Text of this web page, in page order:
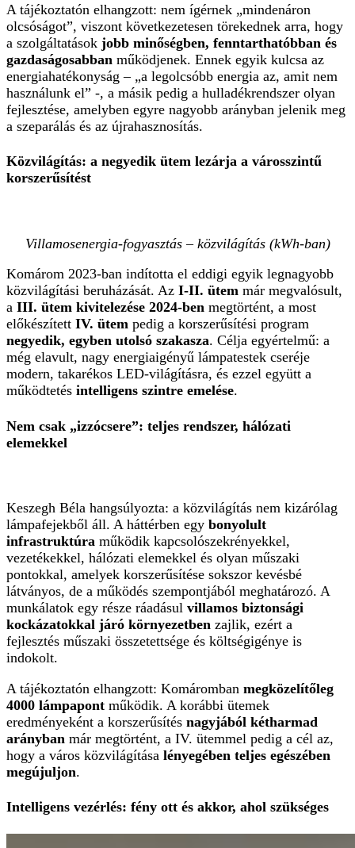
A tájékoztatón elhangzott: nem ígérnek „mindenáron
olcsóságot”, viszont következetesen törekednek arra, hogy
a szolgáltatások jobb minőségben, fenntarthatóbban és
gazdaságosabban működjenek. Ennek egyik kulcsa az
energiahatékonyság – „a legolcsóbb energia az, amit nem
használunk el” -, a másik pedig a hulladékrendszer olyan
fejlesztése, amelyben egyre nagyobb arányban jelenik meg
a szeparálás és az újrahasznosítás.
Közvilágítás: a negyedik ütem lezárja a városszintű
korszerűsítést
Villamosenergia-fogyasztás – közvilágítás (kWh-ban)
Komárom 2023-ban indította el eddigi egyik legnagyobb
közvilágítási beruházását. Az I-II. ütem már megvalósult,
a III. ütem kivitelezése 2024-ben megtörtént, a most
előkészített IV. ütem pedig a korszerűsítési program
negyedik, egyben utolsó szakasza. Célja egyértelmű: a
még elavult, nagy energiaigényű lámpatestek cseréje
modern, takarékos LED-világításra, és ezzel együtt a
működtetés intelligens szintre emelése.
Nem csak „izzócsere”: teljes rendszer, hálózati
elemekkel
Keszegh Béla hangsúlyozta: a közvilágítás nem kizárólag
lámpafejekből áll. A háttérben egy bonyolult
infrastruktúra működik kapcsolószekrényekkel,
vezetékekkel, hálózati elemekkel és olyan műszaki
pontokkal, amelyek korszerűsítése sokszor kevésbé
látványos, de a működés szempontjából meghatározó. A
munkálatok egy része ráadásul villamos biztonsági
kockázatokkal járó környezetben zajlik, ezért a
fejlesztés műszaki összetettsége és költségigénye is
indokolt.
A tájékoztatón elhangzott: Komáromban megközelítőleg
4000 lámpapont működik. A korábbi ütemek
eredményeként a korszerűsítés nagyjából kétharmad
arányban már megtörtént, a IV. ütemmel pedig a cél az,
hogy a város közvilágítása lényegében teljes egészében
megújuljon.
Intelligens vezérlés: fény ott és akkor, ahol szükséges